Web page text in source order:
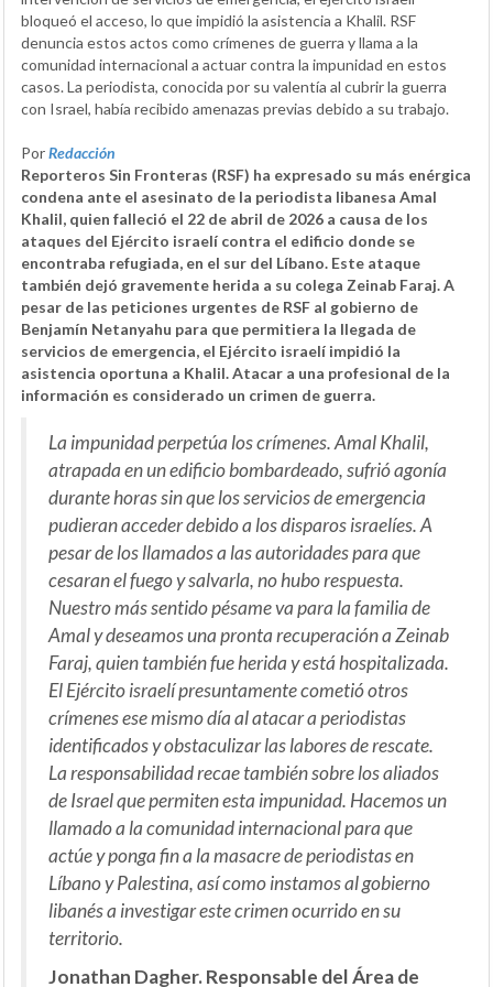
bloqueó el acceso, lo que impidió la asistencia a Khalil. RSF
denuncia estos actos como crímenes de guerra y llama a la
comunidad internacional a actuar contra la impunidad en estos
casos. La periodista, conocida por su valentía al cubrir la guerra
con Israel, había recibido amenazas previas debido a su trabajo.
PorRedacción
Reporteros Sin Fronteras (RSF) ha expresado su más enérgica
condena ante el asesinato de la periodista libanesa Amal
Khalil, quien falleció el 22 de abril de 2026 a causa de los
ataques del Ejército israelí contra el edificio donde se
encontraba refugiada, en el sur del Líbano. Este ataque
también dejó gravemente herida a su colega Zeinab Faraj. A
pesar de las peticiones urgentes de RSF al gobierno de
Benjamín Netanyahu para que permitiera la llegada de
servicios de emergencia, el Ejército israelí impidió la
asistencia oportuna a Khalil. Atacar a una profesional de la
información es considerado un crimen de guerra.
La impunidad perpetúa los crímenes. Amal Khalil,
atrapada en un edificio bombardeado, sufrió agonía
durante horas sin que los servicios de emergencia
pudieran acceder debido a los disparos israelíes. A
pesar de los llamados a las autoridades para que
cesaran el fuego y salvarla, no hubo respuesta.
Nuestro más sentido pésame va para la familia de
Amal y deseamos una pronta recuperación a Zeinab
Faraj, quien también fue herida y está hospitalizada.
El Ejército israelí presuntamente cometió otros
crímenes ese mismo día al atacar a periodistas
identificados y obstaculizar las labores de rescate.
La responsabilidad recae también sobre los aliados
de Israel que permiten esta impunidad. Hacemos un
llamado a la comunidad internacional para que
actúe y ponga fin a la masacre de periodistas en
Líbano y Palestina, así como instamos al gobierno
libanés a investigar este crimen ocurrido en su
territorio.
Jonathan Dagher. Responsable del Área de